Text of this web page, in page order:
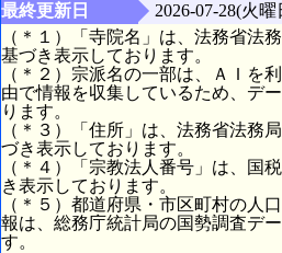
最終更新日
2026-07-28(火曜
（＊１）「寺院名」は、法務省法
基づき表示しております。
（＊２）宗派名の一部は、ＡＩを
由で情報を収集しているため、デ
ります。
（＊３）「住所」は、法務省法務
づき表示しております。
（＊４）「宗教法人番号」は、国
き表示しております。
（＊５）都道府県・市区町村の人
報は、総務庁統計局の国勢調査デ
す。